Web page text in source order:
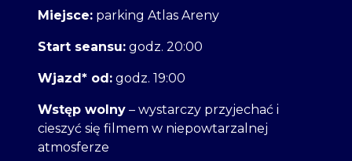
Miejsce: parking Atlas Areny
Start seansu: godz. 20:00
Wjazd* od: godz. 19:00
Wstęp wolny – wystarczy przyjechać i
cieszyć się filmem w niepowtarzalnej
atmosferze